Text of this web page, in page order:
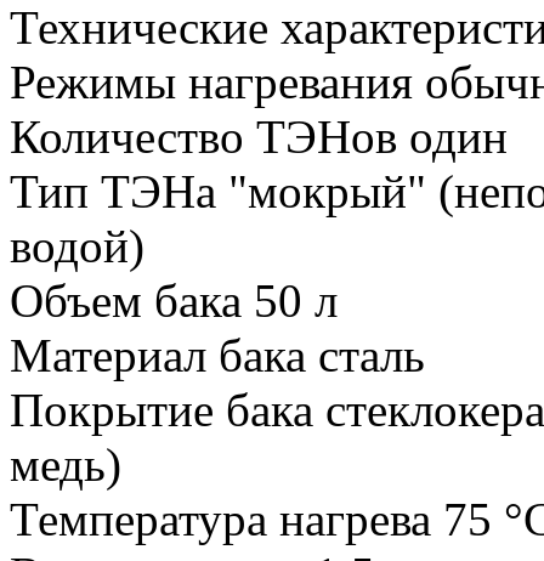
Технические
Режимы нагревания
Количество ТЭНов один
Тип ТЭНа "мокрый"
водой)
Объем бака 50 л
Материал бака сталь
Покрытие бака
медь)
Температура нагрева 75